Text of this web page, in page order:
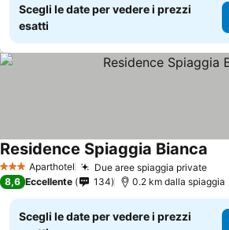
Scegli le date per vedere i prezzi
esatti
3 StelleAparthotel Due aree spiaggia private
Residence Spiaggia Bianca
8,6 Eccellente 134 0.2 km dalla spiaggia
Scegli le date per vedere i prezzi